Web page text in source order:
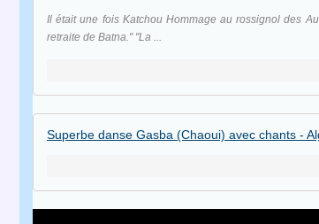
Il était une fois Katchou Hommage au rossignol des
retraite de Batna." "La ...
Superbe danse Gasba (Chaoui) avec chants -